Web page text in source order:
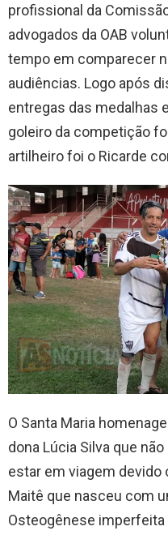
profissional da
advogados da OAB
tempo em comparecer
audiências. Logo após
entregas das medalhas
goleiro da competição
artilheiro foi o Ricarde
O Santa Maria
dona Lúcia Silva que
estar em viagem
Maitê que nasceu com
Osteogênese imperfeita